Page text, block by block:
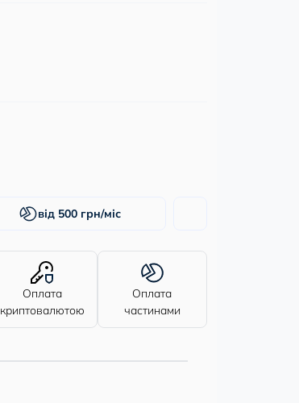
від 500 грн/міс
Оплата
криптовалютою
Оплата
частинами